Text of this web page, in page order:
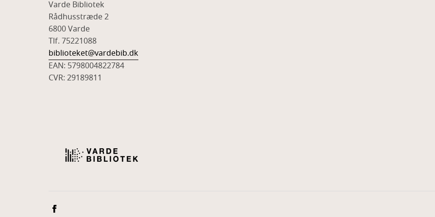
Varde Bibliotek
Rådhusstræde 2
6800 Varde
Tlf. 75221088
biblioteket@vardebib.dk
EAN: 5798004822784
CVR: 29189811